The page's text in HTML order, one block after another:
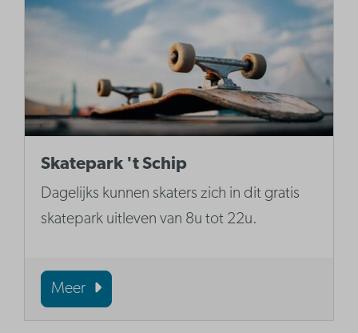
Skatepark 't Schip
Dagelijks kunnen skaters zich in dit gratis
skatepark uitleven van 8u tot 22u.
Meer